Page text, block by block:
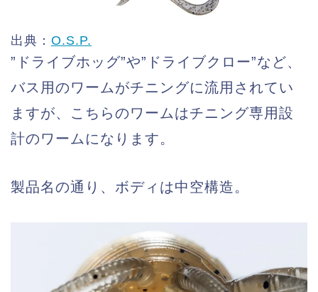
出典： O.S.P.
”ドライブホッグ”や”ドライブクロー”など、
バス用のワームがチニングに流用されてい
ますが、こちらのワームはチニング専用設
計のワームになります。
製品名の通り、ボディは中空構造。